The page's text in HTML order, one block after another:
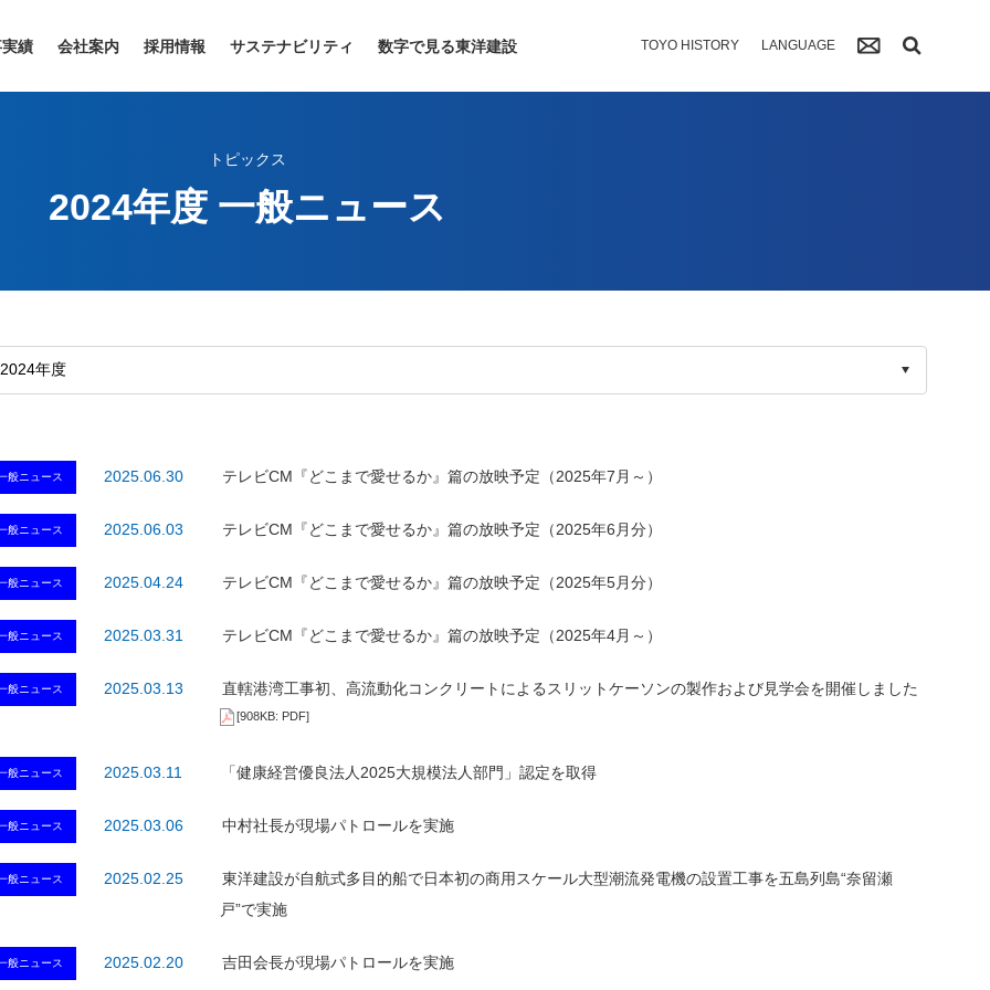
績 会社案内 採用情報 サステナビリティ 数字で見る東洋建設 TOYO HISTORY LANGUAGE
トピックス
2024年度 一般ニュース
般ニュース 2025.06.30 テレビCM『どこまで愛せるか』篇の放映予定（2025年7月～）
般ニュース 2025.06.03 テレビCM『どこまで愛せるか』篇の放映予定（2025年6月分）
般ニュース 2025.04.24 テレビCM『どこまで愛せるか』篇の放映予定（2025年5月分）
般ニュース 2025.03.31 テレビCM『どこまで愛せるか』篇の放映予定（2025年4月～）
般ニュース 2025.03.13 直轄港湾工事初、高流動化コンクリートによるスリットケーソンの製作および見学会を開催しました
[908KB: PDF]
般ニュース 2025.03.11 「健康経営優良法人2025大規模法人部門」認定を取得
般ニュース 2025.03.06 中村社長が現場パトロールを実施
般ニュース 2025.02.25
東洋建設が自航式多目的船で日本初の商用スケール大型潮流発電機の設置工事を五島列島“奈留瀬
戸”で実施
般ニュース 2025.02.20 吉田会長が現場パトロールを実施